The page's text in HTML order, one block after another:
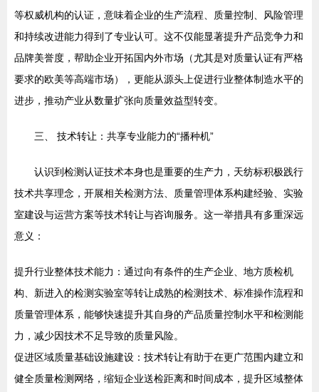
等权威机构的认证，意味着企业的生产流程、质量控制、风险管理
和持续改进能力得到了专业认可。这不仅能显著提升产品竞争力和
品牌美誉度，帮助企业开拓国内外市场（尤其是对质量认证有严格
要求的欧美等高端市场），更能从源头上促进行业整体制造水平的
进步，推动产业从数量扩张向质量效益型转变。
三、 技术转让：共享专业能力的“播种机”
认识到检测认证技术本身也是重要的生产力，天纺标积极践行
技术共享理念，开展相关检测方法、质量管理体系构建经验、实验
室建设与运营方案等技术转让与咨询服务。这一举措具有多重深远
意义：
提升行业整体技术能力：通过向有条件的生产企业、地方质检机
构、新进入的检测实验室等转让成熟的检测技术、标准操作流程和
质量管理体系，能够快速提升其自身的产品质量控制水平和检测能
力，减少因技术不足导致的质量风险。
促进区域质量基础设施建设：技术转让有助于在更广范围内建立和
健全质量检测网络，缩短企业送检距离和时间成本，提升区域整体